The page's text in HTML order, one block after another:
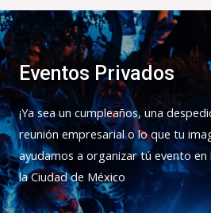
Eventos Privados
¡Ya sea un cumpleaños, una
reunión empresarial o lo que tu
ayudamos a organizar tú evento
la Ciudad de México